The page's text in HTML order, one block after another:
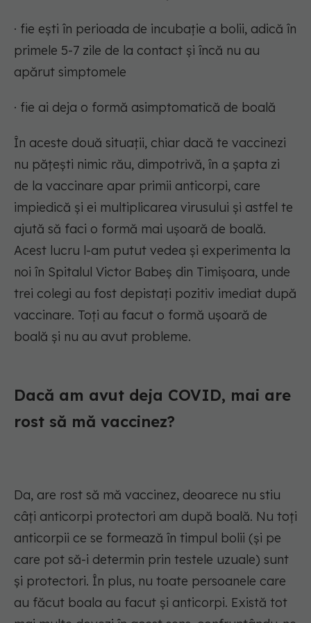
· fie ești în perioada de incubație a bolii, adică în
primele 5-7 zile de la contact și încă nu au
apărut simptomele
· fie ai deja o formă asimptomatică de boală
În aceste două situații, chiar dacă te vaccinezi
nu pățești nimic rău, dimpotrivă, în a șapta zi
de la vaccinare apar primii anticorpi, care
impiedică și ei multiplicarea virusului și astfel te
ajută să faci o formă mai ușoară de boală.
Acest lucru l-am putut vedea și experimenta la
noi în Spitalul Victor Babeș din Timișoara, unde
trei colegi au fost depistați pozitiv imediat după
vaccinare. Toți au facut o formă ușoară de
boală și nu au avut probleme.
Dacă am avut deja COVID, mai are
rost să mă vaccinez?
Da, are rost să mă vaccinez, deoarece nu stiu
câți anticorpi protectori am după boală. Nu toți
anticorpii ce se formează în timpul bolii (și pe
care pot să-i determin prin testele uzuale) sunt
și protectori. În plus, nu toate persoanele care
au făcut boala au facut și anticorpi. Există tot